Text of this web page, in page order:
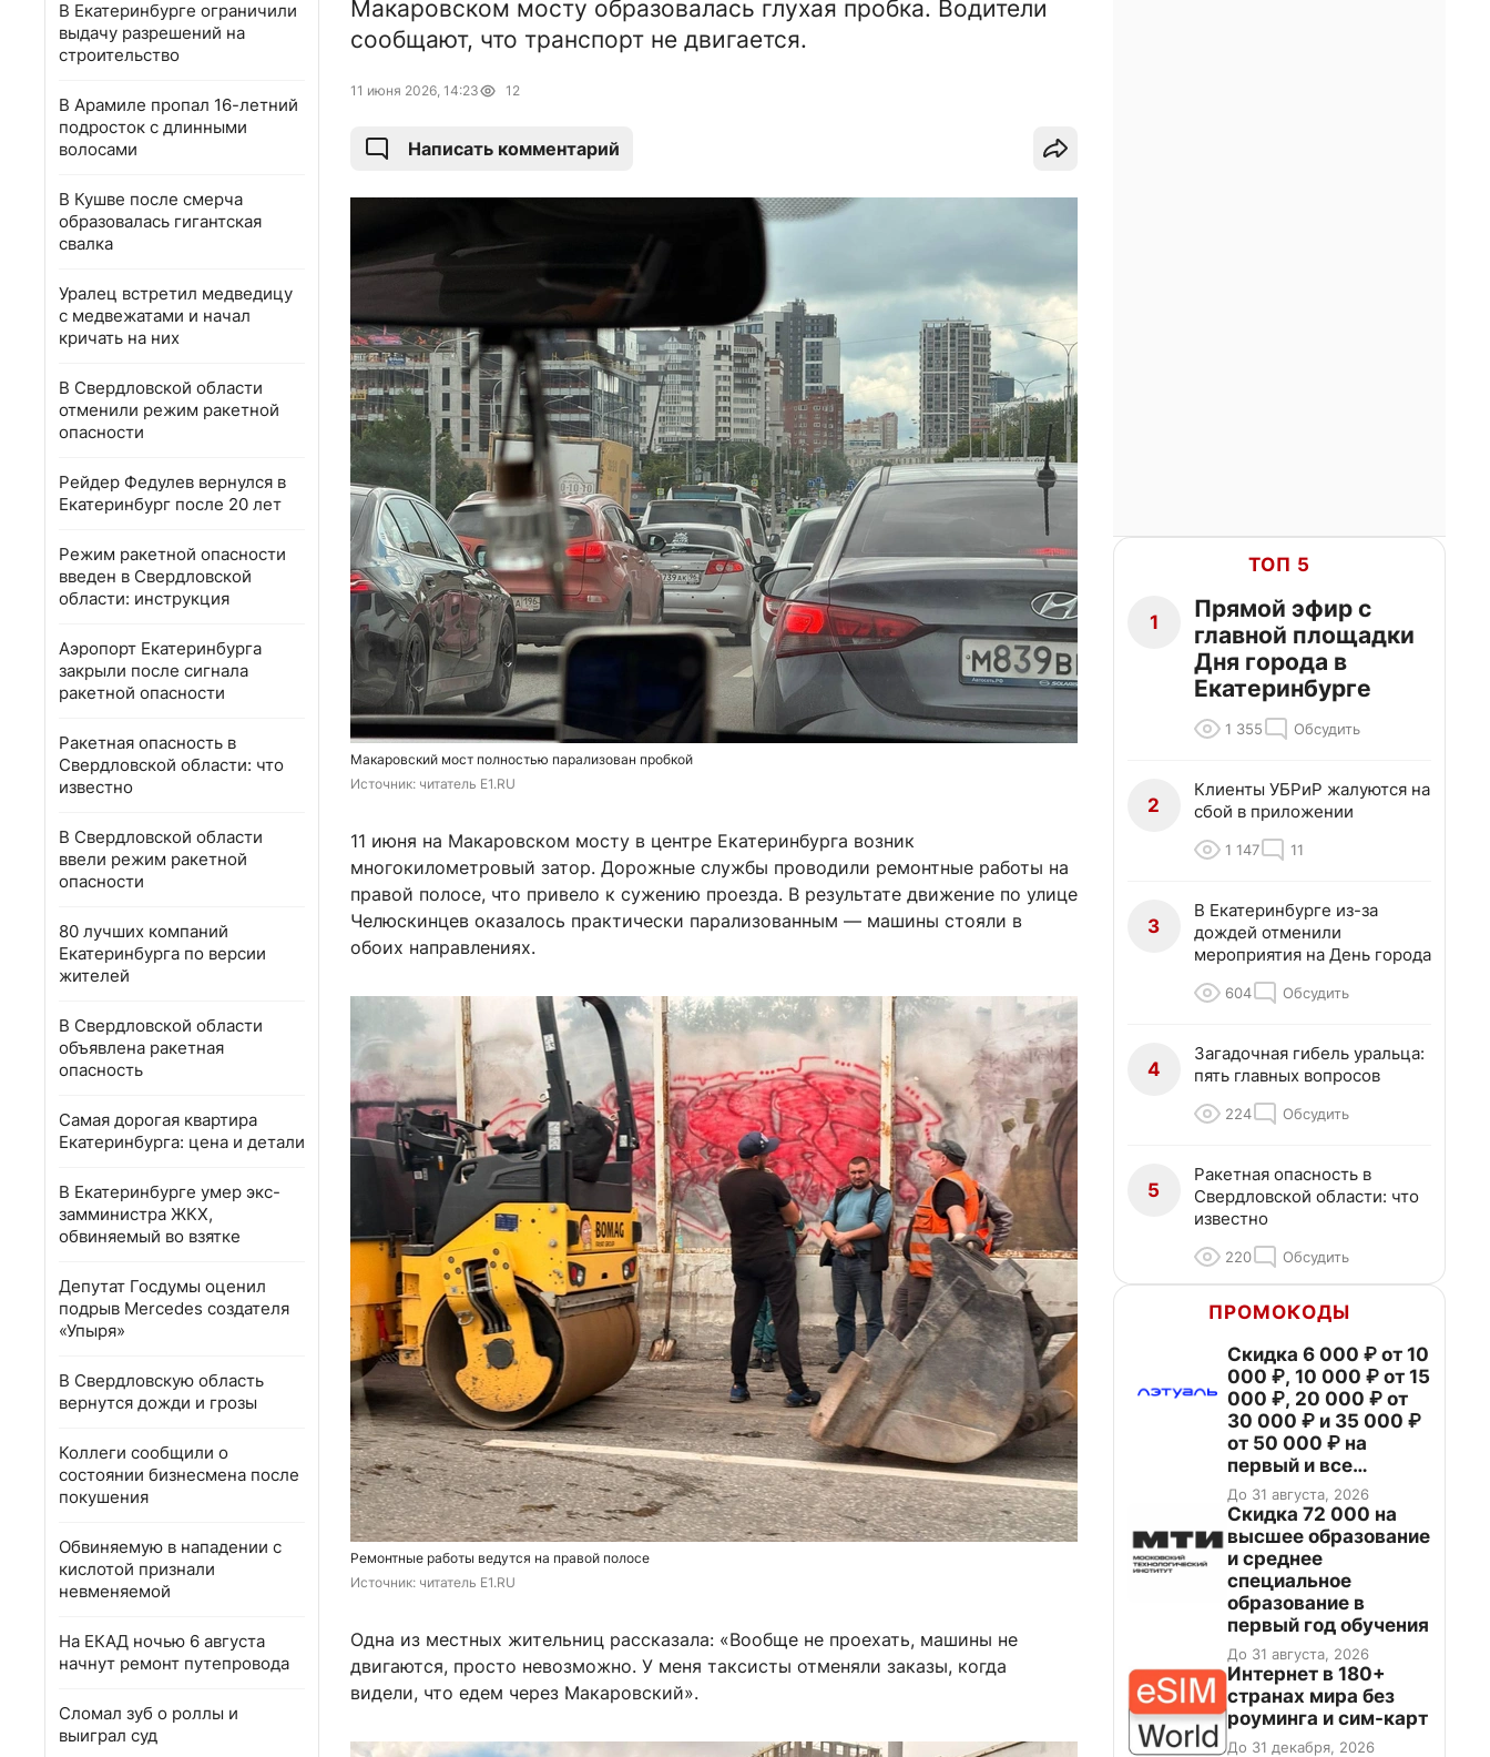
В Екатеринбурге ограничили
выдачу разрешений на
строительство
В Арамиле пропал 16-летний
подросток с длинными
волосами
В Кушве после смерча
образовалась гигантская
свалка
Уралец встретил медведицу
с медвежатами и начал
кричать на них
В Свердловской области
отменили режим ракетной
опасности
Рейдер Федулев вернулся в
Екатеринбург после 20 лет
Режим ракетной опасности
введен в Свердловской
области: инструкция
Аэропорт Екатеринбурга
закрыли после сигнала
ракетной опасности
Ракетная опасность в
Свердловской области: что
известно
В Свердловской области
ввели режим ракетной
опасности
80 лучших компаний
Екатеринбурга по версии
жителей
В Свердловской области
объявлена ракетная
опасность
Самая дорогая квартира
Екатеринбурга: цена и детали
В Екатеринбурге умер экс-
замминистра ЖКХ,
обвиняемый во взятке
Депутат Госдумы оценил
подрыв Mercedes создателя
«Упыря»
В Свердловскую область
вернутся дожди и грозы
Коллеги сообщили о
состоянии бизнесмена после
покушения
Обвиняемую в нападении с
кислотой признали
невменяемой
На ЕКАД ночью 6 августа
начнут ремонт путепровода
Сломал зуб о роллы и
выиграл суд
Макаровском мосту образовалась глухая пробка. Водители
сообщают, что транспорт не двигается.
11 июня 2026, 14:23 12
Написать комментарий
Макаровский мост полностью парализован пробкой
Источник: читатель E1.RU
11 июня на Макаровском мосту в центре Екатеринбурга возник
многокилометровый затор. Дорожные службы проводили ремонтные работы на
правой полосе, что привело к сужению проезда. В результате движение по улице
Челюскинцев оказалось практически парализованным — машины стояли в
обоих направлениях.
Ремонтные работы ведутся на правой полосе
Источник: читатель E1.RU
Одна из местных жительниц рассказала: «Вообще не проехать, машины не
двигаются, просто невозможно. У меня таксисты отменяли заказы, когда
видели, что едем через Макаровский».
ТОП 5
1
Прямой эфир с
главной площадки
Дня города в
Екатеринбурге
1 355 Обсудить
2
Клиенты УБРиР жалуются на
сбой в приложении
1 147 11
3
В Екатеринбурге из-за
дождей отменили
мероприятия на День города
604 Обсудить
4
Загадочная гибель уральца:
пять главных вопросов
224 Обсудить
5
Ракетная опасность в
Свердловской области: что
известно
220 Обсудить
ПРОМОКОДЫ
Скидка 6 000 ₽ от 10
000 ₽, 10 000 ₽ от 15
000 ₽, 20 000 ₽ от
30 000 ₽ и 35 000 ₽
от 50 000 ₽ на
первый и все
повторные заказы по
промокоду НАБЕРИ
До 31 августа, 2026
Скидка 72 000 на
высшее образование
и среднее
специальное
образование в
первый год обучения
До 31 августа, 2026
Интернет в 180+
странах мира без
роуминга и сим-карт
До 31 декабря, 2026